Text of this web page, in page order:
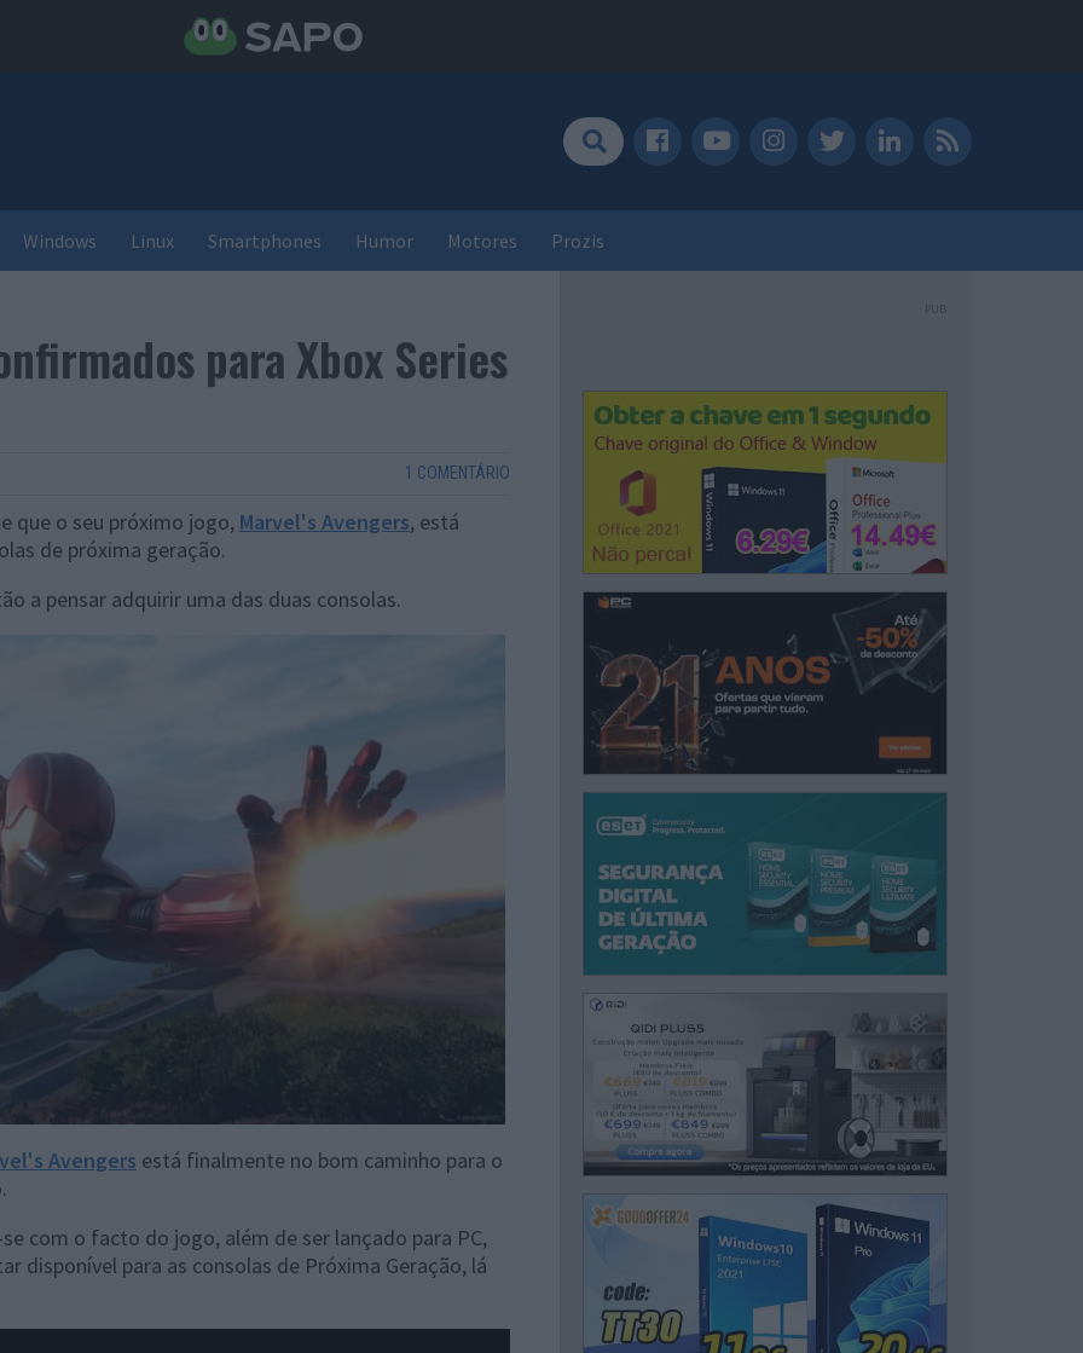
Windows Linux Smartphones Humor Motores Prozis
para Xbox Series
1 COMENTÁRIO
que o seu próximo jogo, Marvel's Avengers, está
de próxima geração.
a pensar adquirir uma das duas consolas.
Avengers está finalmente no bom caminho para o
com o facto do jogo, além de ser lançado para PC,
disponível para as consolas de Próxima Geração, lá
PUB